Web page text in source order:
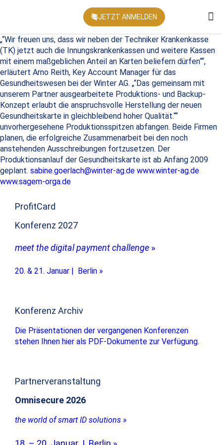
JETZT ANMELDEN
„“Wir freuen uns, dass wir neben der Techniker Krankenkasse
(TK) jetzt auch die Innungskrankenkassen und weitere Kassen
mit einem maßgeblichen Anteil an Karten beliefern dürfen““,
erläutert Arno Reith, Key Account Manager für das
Gesundheitswesen bei der Winter AG. „“Das gemeinsam mit
unserem Partner ausgearbeitete Produktions- und Backup-
Konzept erlaubt die anspruchsvolle Herstellung der neuen
Gesundheitskarte in gleichbleibend hoher Qualität.““
unvorhergesehene Produktionsspitzen abfangen. Beide Firmen
planen, die erfolgreiche Zusammenarbeit bei den noch
anstehenden Ausschreibungen fortzusetzen. Der
Produktionsanlauf der Gesundheitskarte ist ab Anfang 2009
geplant. sabine.goerlach@winter-ag.de www.winter-ag.de
www.sagem-orga.de
ProfitCard
Konferenz 2027
meet the digital payment challenge »
20. & 21. Januar | Berlin »
Konferenz Archiv
Die Präsentationen der vergangenen Konferenzen
stehen Ihnen hier als PDF-Dokumente zur Verfügung.
Partnerveranstaltung
Omnisecure 2026
the world of smart ID solutions »